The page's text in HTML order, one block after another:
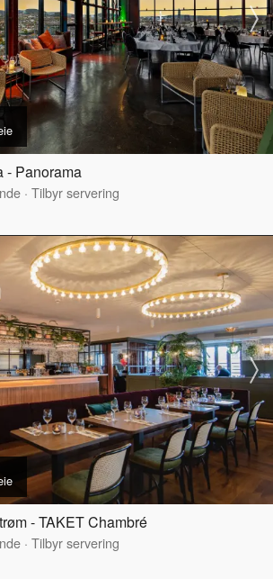
- Panorama
· Tilbyr servering
- TAKET Chambré
· Tilbyr servering